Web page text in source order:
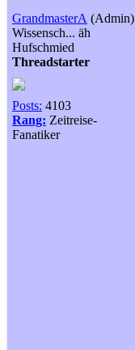
GrandmasterA (Admin)
Wissensch... äh
Hufschmied
Threadstarter
Posts: 4103
Rang: Zeitreise-
Fanatiker